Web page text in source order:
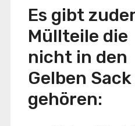
Es gibt
Müllteile die
nicht in den
Gelben Sack
gehören: